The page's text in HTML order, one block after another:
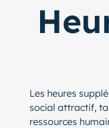
Les heures
social attractif,
ressources